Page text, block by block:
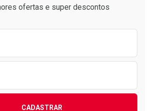
ofertas e super descontos
CADASTRAR